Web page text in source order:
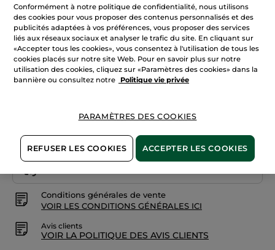
Ensemble Trousse Comme une
Evidence
Ensemble Trousse Comme une Evidence
★★★★★
★★★★★
Aucune
valeur
AJOUTER UN AVIS
Paiement sécurisé
Conditions générales de vente
VOIR LES CONDITIONS GÉNÉRALES ICI
Avis clients
VOIR LA POLITIQUE DES AVIS CLIENTS
Conformément à notre politique de confidentialité, nous utilisons
des cookies pour vous proposer des contenus personnalisés et des
publicités adaptées à vos préférences, vous proposer des services
liés aux réseaux sociaux et analyser le trafic du site. En cliquant sur
«Accepter tous les cookies», vous consentez à l'utilisation de tous les
cookies placés sur notre site Web. Pour en savoir plus sur notre
utilisation des cookies, cliquez sur «Paramètres des cookies» dans la
bannière ou consultez notre
Politique vie privée
PARAMÈTRES DES COOKIES
REFUSER LES COOKIES ACCEPTER LES COOKIES